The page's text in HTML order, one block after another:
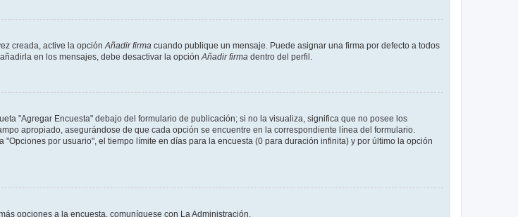
creada, active la opción Añadir firma cuando publique un mensaje. Puede asignar una firma por defecto a todos
en los mensajes, debe desactivar la opción Añadir firma dentro del perfil.
"Agregar Encuesta" debajo del formulario de publicación; si no la visualiza, significa que no posee los
apropiado, asegurándose de que cada opción se encuentre en la correspondiente línea del formulario.
por usuario", el tiempo límite en días para la encuesta (0 para duración infinita) y por último la opción
opciones a la encuesta, comuníquese con La Administración.